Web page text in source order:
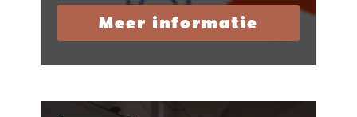
Meer informatie